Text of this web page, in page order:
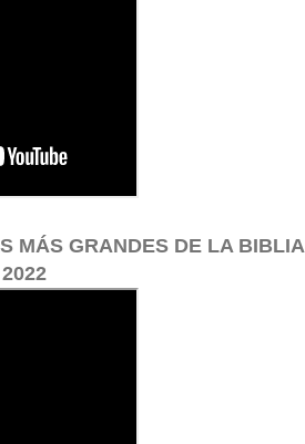
MÁS GRANDES DE LA BIBLIA